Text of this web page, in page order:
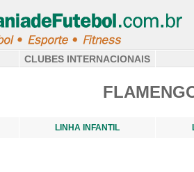
CLUBES INTERNACIONAIS
LINHA INFANTIL